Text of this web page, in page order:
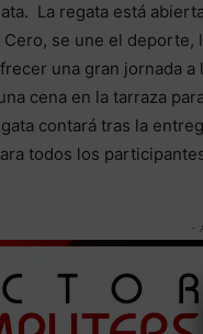
La regata está
se une el
una gran jornada
cena en la tarraza
contará tras la
todos los
-